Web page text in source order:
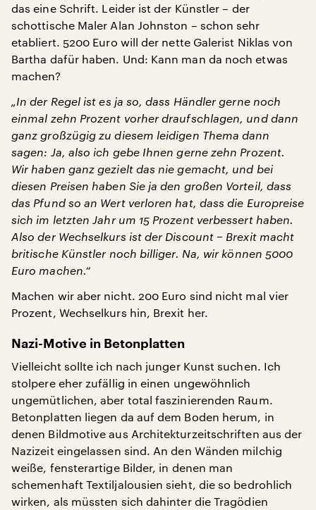
das eine Schrift. Leider ist der Künstler – der
schottische Maler Alan Johnston – schon sehr
etabliert. 5200 Euro will der nette Galerist Niklas von
Bartha dafür haben. Und: Kann man da noch etwas
machen?
„In der Regel ist es ja so, dass Händler gerne noch
einmal zehn Prozent vorher draufschlagen, und dann
ganz großzügig zu diesem leidigen Thema dann
sagen: Ja, also ich gebe Ihnen gerne zehn Prozent.
Wir haben ganz gezielt das nie gemacht, und bei
diesen Preisen haben Sie ja den großen Vorteil, dass
das Pfund so an Wert verloren hat, dass die Europreise
sich im letzten Jahr um 15 Prozent verbessert haben.
Also der Wechselkurs ist der Discount − Brexit macht
britische Künstler noch billiger. Na, wir können 5000
Euro machen.“
Machen wir aber nicht. 200 Euro sind nicht mal vier
Prozent, Wechselkurs hin, Brexit her.
Nazi-Motive in Betonplatten
Vielleicht sollte ich nach junger Kunst suchen. Ich
stolpere eher zufällig in einen ungewöhnlich
ungemütlichen, aber total faszinierenden Raum.
Betonplatten liegen da auf dem Boden herum, in
denen Bildmotive aus Architekturzeitschriften aus der
Nazizeit eingelassen sind. An den Wänden milchig
weiße, fensterartige Bilder, in denen man
schemenhaft Textiljalousien sieht, die so bedrohlich
wirken, als müssten sich dahinter die Tragödien